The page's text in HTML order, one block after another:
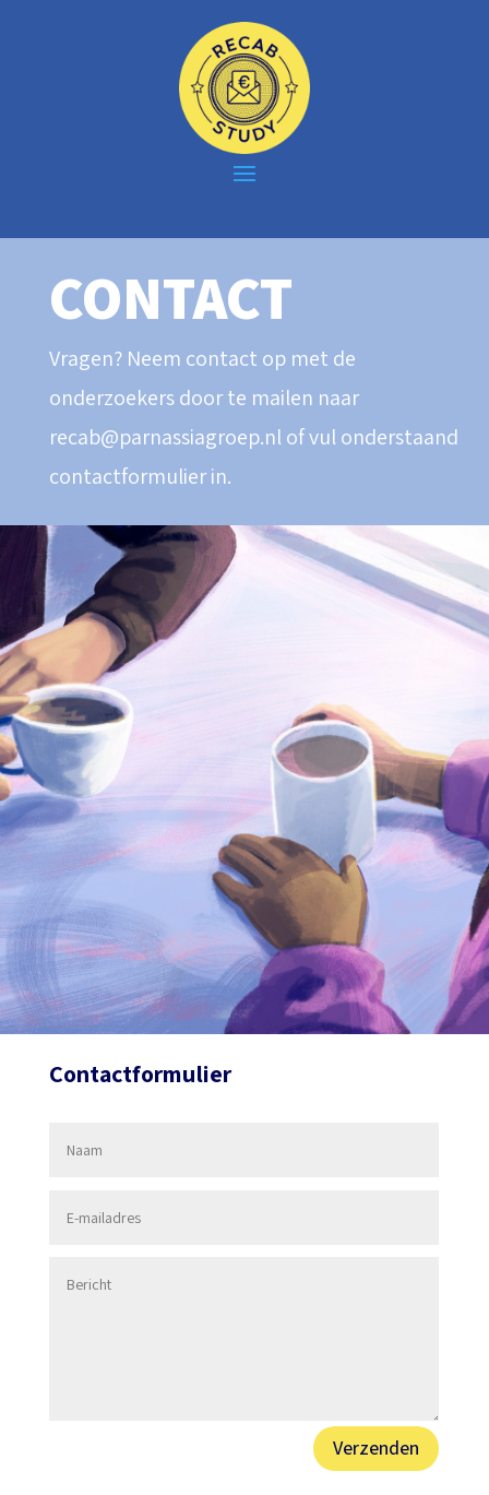
CONTACT
Vragen? Neem contact op met de
onderzoekers door te mailen naar
recab@parnassiagroep.nl of vul onderstaand
contactformulier in.
Contactformulier
Verzenden